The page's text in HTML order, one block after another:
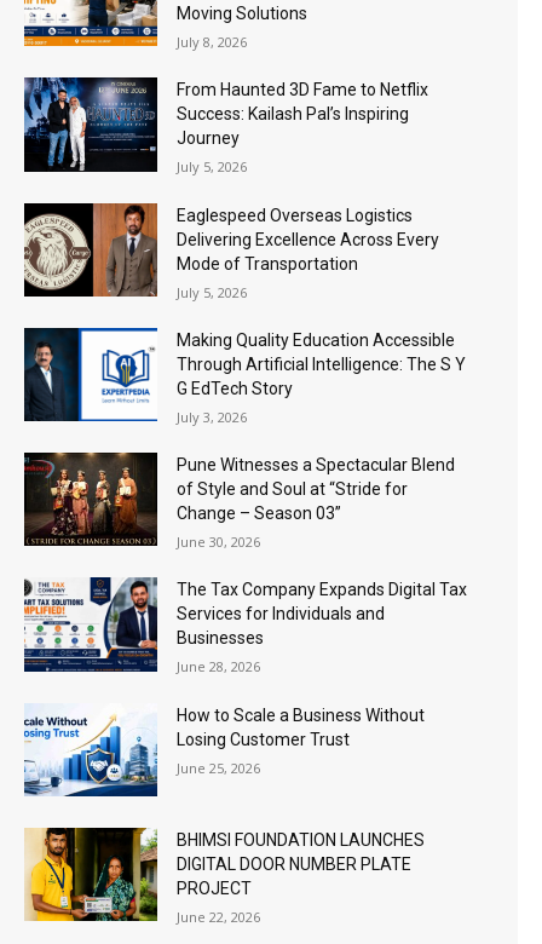
Moving Solutions
July 8, 2026
From Haunted 3D Fame to Netflix
Success: Kailash Pal’s Inspiring
Journey
July 5, 2026
Eaglespeed Overseas Logistics
Delivering Excellence Across Every
Mode of Transportation
July 5, 2026
Making Quality Education Accessible
Through Artificial Intelligence: The S Y
G EdTech Story
July 3, 2026
Pune Witnesses a Spectacular Blend
of Style and Soul at “Stride for
Change – Season 03”
June 30, 2026
The Tax Company Expands Digital Tax
Services for Individuals and
Businesses
June 28, 2026
How to Scale a Business Without
Losing Customer Trust
June 25, 2026
BHIMSI FOUNDATION LAUNCHES
DIGITAL DOOR NUMBER PLATE
PROJECT
June 22, 2026